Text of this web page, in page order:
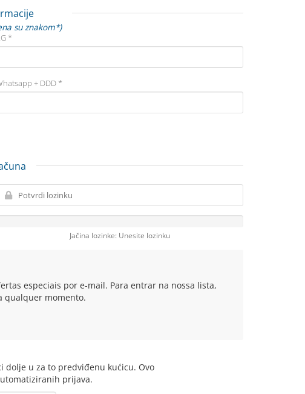
su znakom*)
*
+ DDD *
Jačina lozinke: Unesite lozinku
especiais por e-mail. Para entrar na nossa lista,
qualquer momento.
dolje u za to predviđenu kućicu. Ovo
prijava.